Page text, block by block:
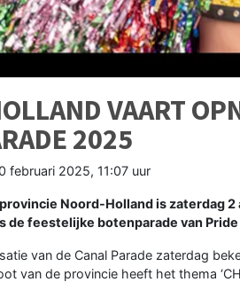
VAART
2025
februari 2025, 11:07 uur
provincie Noord-Holland is zaterdag
de feestelijke botenparade van
van de Canal Parade zaterdag
van de provincie heeft het thema